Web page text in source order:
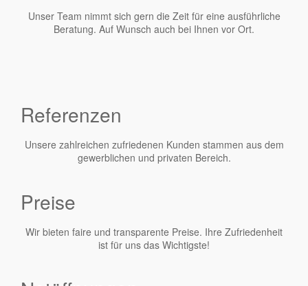
Unser Team nimmt sich gern die Zeit für eine ausführliche
Beratung. Auf Wunsch auch bei Ihnen vor Ort.
Referenzen
Unsere zahlreichen zufriedenen Kunden stammen aus dem
gewerblichen und privaten Bereich.
Preise
Wir bieten faire und transparente Preise. Ihre Zufriedenheit
ist für uns das Wichtigste!